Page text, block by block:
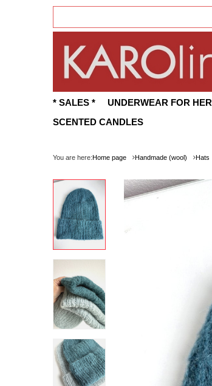
* SALES * UNDERWEAR FOR HER
SCENTED CANDLES
You are here:Home page Handmade (wool) Hats